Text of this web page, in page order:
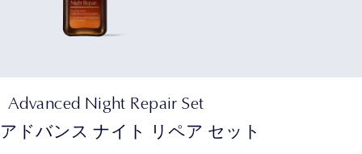
Advanced Night Repair Set
アドバンス ナイト リペア セット